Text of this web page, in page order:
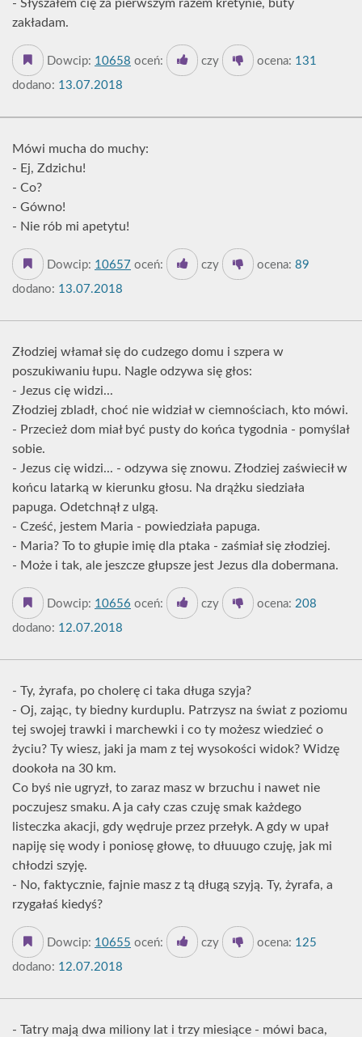
- Słyszałem cię za pierwszym razem kretynie, buty
zakładam.
Dowcip: 10658 oceń: czy ocena: 131
dodano: 13.07.2018
Mówi mucha do muchy:
- Ej, Zdzichu!
- Co?
- Gówno!
- Nie rób mi apetytu!
Dowcip: 10657 oceń: czy ocena: 89
dodano: 13.07.2018
Złodziej włamał się do cudzego domu i szpera w
poszukiwaniu łupu. Nagle odzywa się głos:
- Jezus cię widzi...
Złodziej zbladł, choć nie widział w ciemnościach, kto mówi.
- Przecież dom miał być pusty do końca tygodnia - pomyślał
sobie.
- Jezus cię widzi... - odzywa się znowu. Złodziej zaświecił w
końcu latarką w kierunku głosu. Na drążku siedziała
papuga. Odetchnął z ulgą.
- Cześć, jestem Maria - powiedziała papuga.
- Maria? To to głupie imię dla ptaka - zaśmiał się złodziej.
- Może i tak, ale jeszcze głupsze jest Jezus dla dobermana.
Dowcip: 10656 oceń: czy ocena: 208
dodano: 12.07.2018
- Ty, żyrafa, po cholerę ci taka długa szyja?
- Oj, zając, ty biedny kurduplu. Patrzysz na świat z poziomu
tej swojej trawki i marchewki i co ty możesz wiedzieć o
życiu? Ty wiesz, jaki ja mam z tej wysokości widok? Widzę
dookoła na 30 km.
Co byś nie ugryzł, to zaraz masz w brzuchu i nawet nie
poczujesz smaku. A ja cały czas czuję smak każdego
listeczka akacji, gdy wędruje przez przełyk. A gdy w upał
napiję się wody i poniosę głowę, to dłuuugo czuję, jak mi
chłodzi szyję.
- No, faktycznie, fajnie masz z tą długą szyją. Ty, żyrafa, a
rzygałaś kiedyś?
Dowcip: 10655 oceń: czy ocena: 125
dodano: 12.07.2018
- Tatry mają dwa miliony lat i trzy miesiące - mówi baca,